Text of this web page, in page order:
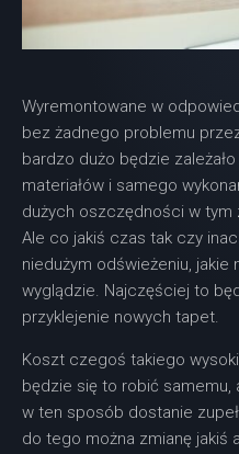
Wyremontowane w
bez żadnego problemu
bardzo dużo będzie
materiałów i samego
dużych oszczędności w tym
Ale co jakiś czas tak czy
niedużym odświeżeniu,
wyglądzie. Najczęściej to
przyklejenie nowych tapet.
Koszt czegoś takiego
będzie się to robić
w ten sposób dostanie
do tego można zmianę jakiś